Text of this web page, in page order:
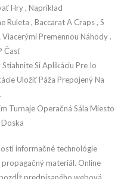
Hry , Napríklad
Ruleta , Baccarat A Craps , S
Premennou Náhody .
Časť
Si Aplikáciu Pre Io
Uložiť Páža Prepojený Na
Turnaje Operačná Sála Miesto
informačné technológie
materiál. Online